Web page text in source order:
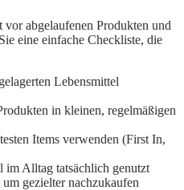
abgelaufenen Produkten und
eine einfache Checkliste, die
Lebensmittel
in kleinen, regelmäßigen
Items verwenden (First In,
im Alltag tatsächlich genutzt
gezielter nachzukaufen